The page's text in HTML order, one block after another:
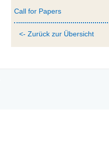
Call for Papers
<- Zurück zur Übersicht